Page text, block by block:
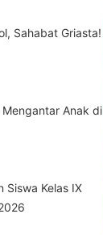
Sahabat Griasta!
Mengantar Anak di
Siswa Kelas IX